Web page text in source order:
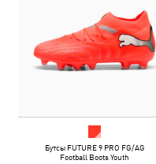
Бутсы FUTURE 9 PRO FG/AG
Football Boots Youth